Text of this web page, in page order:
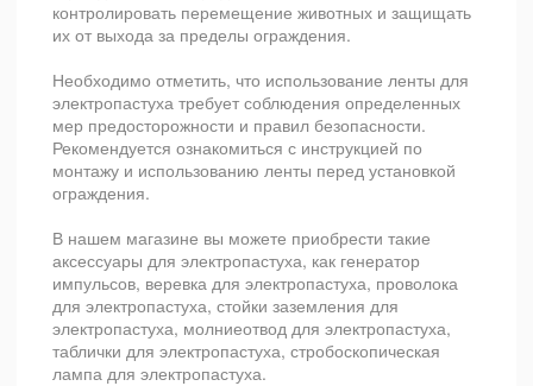
контролировать перемещение животных и защищать
их от выхода за пределы ограждения.
Необходимо отметить, что использование ленты для
электропастуха требует соблюдения определенных
мер предосторожности и правил безопасности.
Рекомендуется ознакомиться с инструкцией по
монтажу и использованию ленты перед установкой
ограждения.
В нашем магазине вы можете приобрести такие
аксессуары для электропастуха, как генератор
импульсов, веревка для электропастуха, проволока
для электропастуха, стойки заземления для
электропастуха, молниеотвод для электропастуха,
таблички для электропастуха, стробоскопическая
лампа для электропастуха.